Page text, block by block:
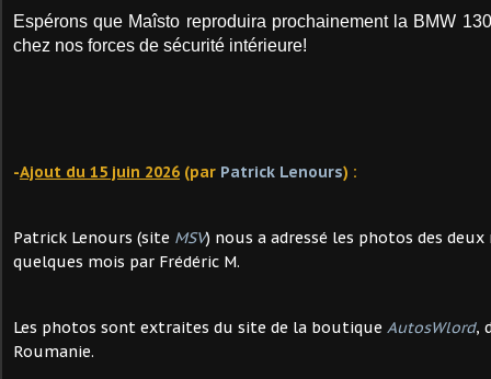
Espérons que Maîsto reproduira prochainement la BMW
chez nos forces de sécurité intérieure!
-Ajout du 15 juin 2026 (par Patrick Lenours) :
Patrick Lenours (site MSV) nous a adressé les photos des
quelques mois par Frédéric M.
Les photos sont extraites du site de la boutique AutosWlord,
Roumanie.